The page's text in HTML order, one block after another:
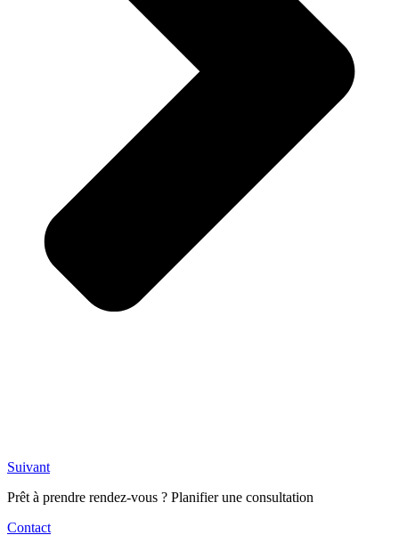
Suivant
Prêt à prendre rendez-vous ? Planifier une consultation
Contact